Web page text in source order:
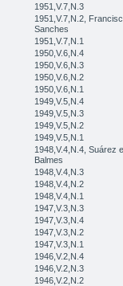
1951,V.7,N.3
1951,V.7,N.2,
Sanches
1951,V.7,N.1
1950,V.6,N.4
1950,V.6,N.3
1950,V.6,N.2
1950,V.6,N.1
1949,V.5,N.4
1949,V.5,N.3
1949,V.5,N.2
1949,V.5,N.1
1948,V.4,N.4, Suárez e
Balmes
1948,V.4,N.3
1948,V.4,N.2
1948,V.4,N.1
1947,V.3,N.3
1947,V.3,N.4
1947,V.3,N.2
1947,V.3,N.1
1946,V.2,N.4
1946,V.2,N.3
1946,V.2,N.2